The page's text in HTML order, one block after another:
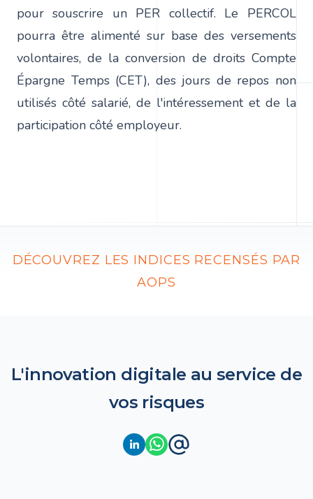
pour souscrire un PER collectif. Le PERCOL
pourra être alimenté sur base des versements
volontaires, de la conversion de droits Compte
Épargne Temps (CET), des jours de repos non
utilisés côté salarié, de l'intéressement et de la
participation côté employeur.
DÉCOUVREZ LES INDICES RECENSÉS PAR
AOPS
L'innovation digitale au service de
vos risques